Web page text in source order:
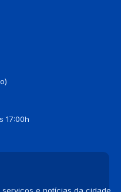
17:00h
e notícias da cidade.